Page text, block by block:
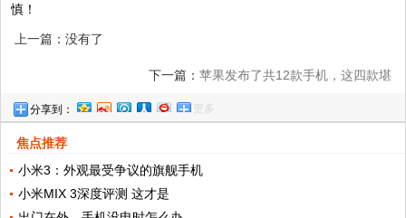
慎！
上一篇：没有了
下一篇： 苹果发布了共12款手机，这四款堪
分享到： 更多
焦点推荐
小米3：外观最受争议的旗舰手机
小米MIX 3深度评测 这才是